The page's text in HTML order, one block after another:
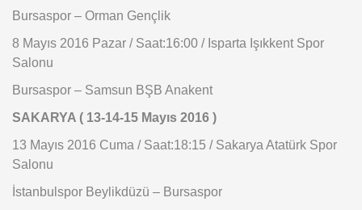
Bursaspor – Orman Gençlik
8 Mayıs 2016 Pazar / Saat:16:00 / Isparta Işıkkent Spor
Salonu
Bursaspor – Samsun BŞB Anakent
SAKARYA ( 13-14-15 Mayıs 2016 )
13 Mayıs 2016 Cuma / Saat:18:15 / Sakarya Atatürk Spor
Salonu
İstanbulspor Beylikdüzü – Bursaspor